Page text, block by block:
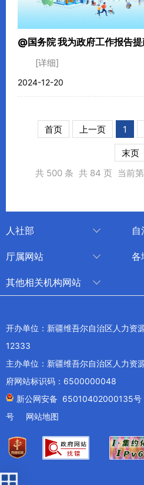
@国务院 我为政府工作报告
[详细]
2024-12-20
首页 上一页 1
末页
共 500 条 共 84 页 当前
人社部
技能人才评价工作网
自
厅属网站
中国新疆人才网
各
其他相关机构网站
新疆新闻网
新疆电视台
工业和信息化部
开办单位：新疆维吾尔自治区人力资
12333
主办单位：新疆维吾尔自治区人力
府网站标识码：6500000048
新公网安备 65010402000135号
号
网站地图